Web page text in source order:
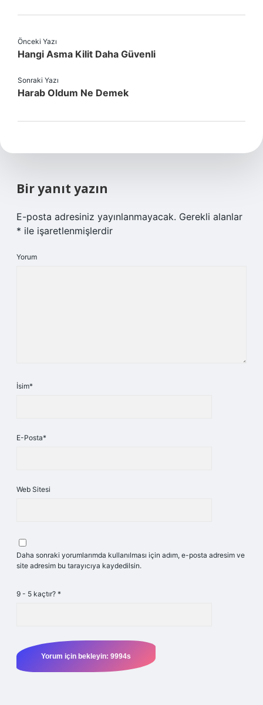
Önceki Yazı
Hangi Asma Kilit Daha Güvenli
Sonraki Yazı
Harab Oldum Ne Demek
Bir yanıt yazın
E-posta adresiniz yayınlanmayacak. Gerekli alanlar
* ile işaretlenmişlerdir
Yorum
İsim*
E-Posta*
Web Sitesi
Daha sonraki yorumlarımda kullanılması için adım, e-posta adresim ve
site adresim bu tarayıcıya kaydedilsin.
9 - 5 kaçtır? *